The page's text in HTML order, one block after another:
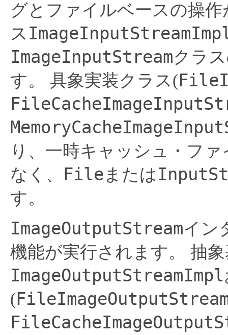
グとファイルベースの操
ス
ImageInputStreamクラ
す。
具象実装クラス(
り、一時キャッシュ・フ
なく、
Fileまたは
す。
ImageOutputStreamイン
機能が実行されます。
抽
ImageOutputStreamImpl
(